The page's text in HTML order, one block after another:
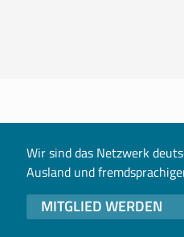
Wir sind das Netzwerk
Ausland und
MITGLIED WERDEN